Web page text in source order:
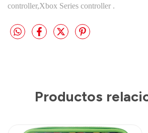
controller,Xbox Series controller .
Productos